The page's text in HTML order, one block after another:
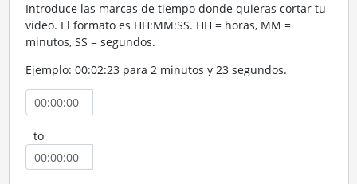
Introduce las marcas de tiempo donde quieras cortar tu
video. El formato es HH:MM:SS. HH = horas, MM =
minutos, SS = segundos.
Ejemplo: 00:02:23 para 2 minutos y 23 segundos.
to